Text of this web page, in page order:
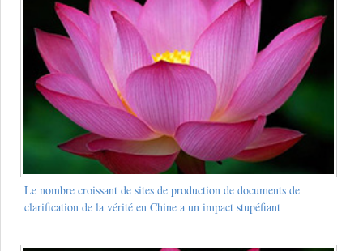
Le nombre croissant de sites de production de documents de
clarification de la vérité en Chine a un impact stupéfiant